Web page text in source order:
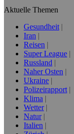
Aktuelle Themen
Gesundheit
Iran
Reisen
Super League
Russland
Naher Osten
Ukraine
Polizeirapport
Klima
Wetter
Natur
Italien